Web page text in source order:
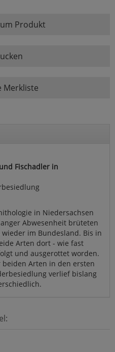
Produkt
Merkliste
Fischadler in
in Niedersachsen
Abwesenheit brüteten
im Bundesland. Bis in
Arten dort - wie fast
und ausgerottet worden.
Arten in den ersten
verlief bislang